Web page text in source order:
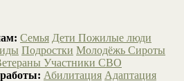
Семья Дети Пожилые люди
Подростки Молодёжь Сироты
Участники СВО
Абилитация Адаптация